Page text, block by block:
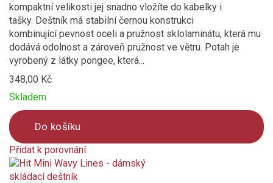
kompaktní velikosti jej snadno vložíte do kabelky i
tašky. Deštník má stabilní černou konstrukci
kombinující pevnost oceli a pružnost sklolaminátu, která mu
dodává odolnost a zároveň pružnost ve větru. Potah je
vyrobený z látky pongee, která...
348,00 Kč
Skladem
Do košíku
Přidat k porovnání
Product
is